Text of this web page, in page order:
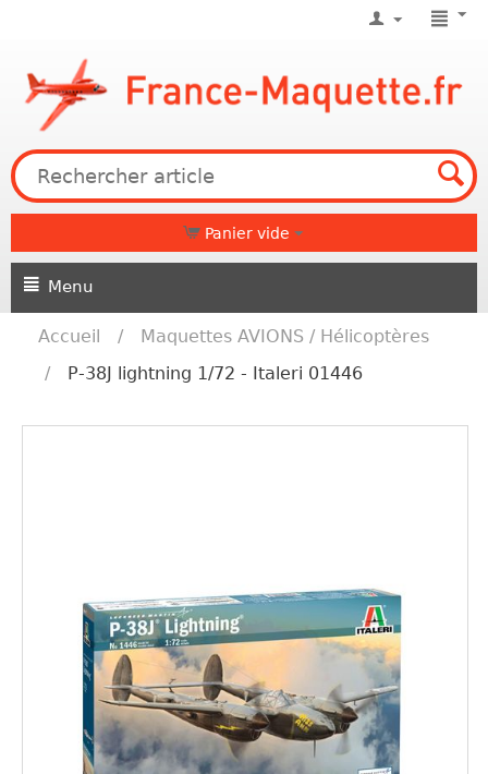
Panier vide
Menu
Accueil /
Maquettes AVIONS / Hélicoptères
/
P-38J lightning 1/72 ‐ Italeri 01446